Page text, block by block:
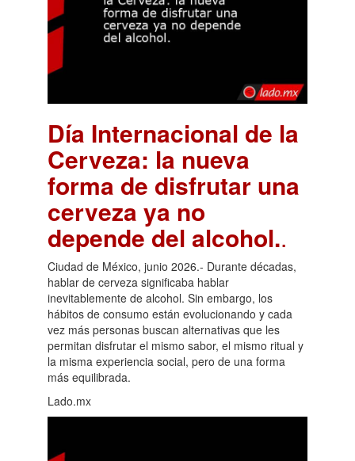
Día Internacional de la
Cerveza: la nueva
forma de disfrutar una
cerveza ya no
depende del alcohol..
Ciudad de México, junio 2026.- Durante décadas,
hablar de cerveza significaba hablar
inevitablemente de alcohol. Sin embargo, los
hábitos de consumo están evolucionando y cada
vez más personas buscan alternativas que les
permitan disfrutar el mismo sabor, el mismo ritual y
la misma experiencia social, pero de una forma
más equilibrada.
Lado.mx